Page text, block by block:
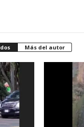
Más del autor